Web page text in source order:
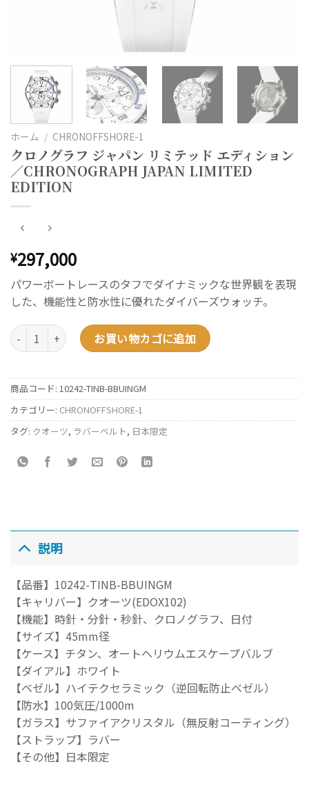
ホーム / CHRONOFFSHORE-1
クロノグラフ ジャパン リミテッド エディション
／CHRONOGRAPH JAPAN LIMITED
EDITION
¥297,000
パワーボートレースのタフでダイナミックな世界観を表現
した、機能性と防水性に優れたダイバーズウォッチ。
クロノグラフ ジャパン リミテッド エディション／
お買い物カゴに追加
商品コード: 10242-TINB-BBUINGM
カテゴリー: CHRONOFFSHORE-1
タグ: クオーツ, ラバーベルト, 日本限定
説明
【品番】10242-TINB-BBUINGM
【キャリバー】クオーツ(EDOX102)
【機能】時針・分針・秒針、クロノグラフ、日付
【サイズ】45mm径
【ケース】チタン、オートヘリウムエスケープバルブ
【ダイアル】ホワイト
【ベゼル】ハイテクセラミック（逆回転防止ベゼル）
【防水】100気圧/1000m
【ガラス】サファイアクリスタル（無反射コーティング）
【ストラップ】ラバー
【その他】日本限定